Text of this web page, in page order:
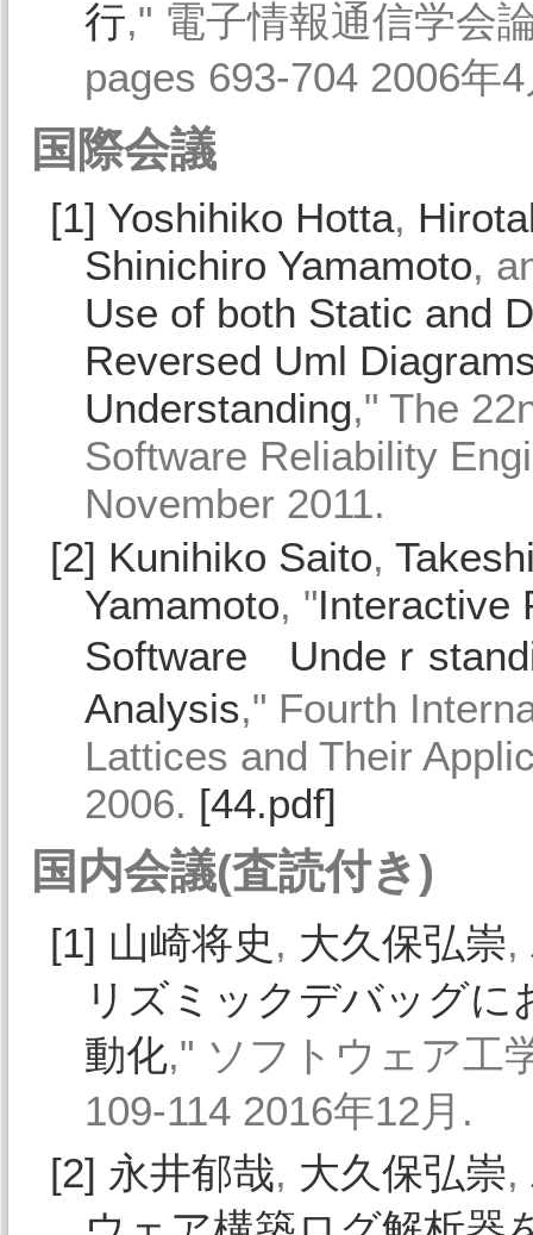
行," 電子情報通信学会
pages 693-704 2006年
国際会議
[1] Yoshihiko Hotta,
Shinichiro Yamamoto,
Use of both Static and
Reversed Uml
Understanding," The
Software Reliability
November 2011.
[2] Kunihiko Saito,
Yamamoto, "Interactive
Software Undeｒ
Analysis," Fourth
Lattices and Their
2006. [44.pdf]
国内会議(査読付き)
[1] 山崎将史 , 大久保弘崇,
リズミックデバッグに
動化," ソフトウェア工
109-114 2016年12月.
[2] 永井郁哉, 大久保弘崇,